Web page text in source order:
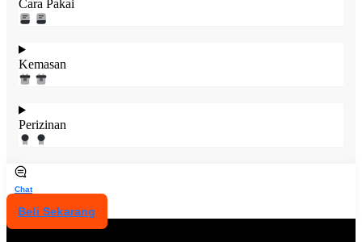
Cara Pakai
Kemasan
Perizinan
Chat
Beli Sekarang